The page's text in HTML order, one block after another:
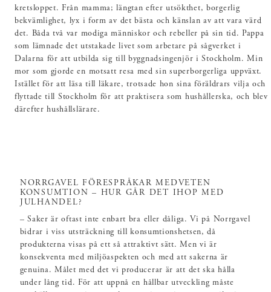
kretsloppet. Från mamma; längtan efter utsökthet, borgerlig
bekvämlighet, lyx i form av det bästa och känslan av att vara värd
det. Båda två var modiga människor och rebeller på sin tid. Pappa
som lämnade det utstakade livet som arbetare på sågverket i
Dalarna för att utbilda sig till byggnadsingenjör i Stockholm. Min
mor som gjorde en motsatt resa med sin superborgerliga uppväxt.
Istället för att läsa till läkare, trotsade hon sina föräldrars vilja och
flyttade till Stockholm för att praktisera som hushållerska, och blev
därefter hushållslärare.
NORRGAVEL FÖRESPRÅKAR MEDVETEN
KONSUMTION – HUR GÅR DET IHOP MED
JULHANDEL?
– Saker är oftast inte enbart bra eller dåliga. Vi på Norrgavel
bidrar i viss utsträckning till konsumtionshetsen, då
produkterna visas på ett så attraktivt sätt. Men vi är
konsekventa med miljöaspekten och med att sakerna är
genuina. Målet med det vi producerar är att det ska hålla
under lång tid. För att uppnå en hållbar utveckling måste